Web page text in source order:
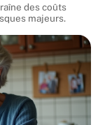
des coûts
majeurs.